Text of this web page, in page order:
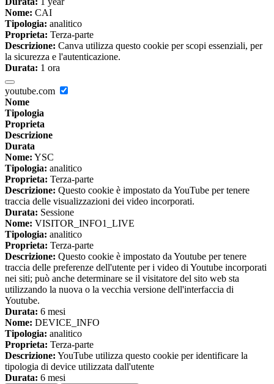
Nome: CAI
Tipologia: analitico
Proprieta: Terza-parte
Descrizione: Canva utilizza questo cookie per scopi essenziali, per
la sicurezza e l'autenticazione.
Durata: 1 ora
youtube.com
Nome
Tipologia
Proprieta
Descrizione
Durata
Nome: YSC
Tipologia: analitico
Proprieta: Terza-parte
Descrizione: Questo cookie è impostato da YouTube per tenere
traccia delle visualizzazioni dei video incorporati.
Durata: Sessione
Nome: VISITOR_INFO1_LIVE
Tipologia: analitico
Proprieta: Terza-parte
Descrizione: Questo cookie è impostato da Youtube per tenere
traccia delle preferenze dell'utente per i video di Youtube incorporati
nei siti; può anche determinare se il visitatore del sito web sta
utilizzando la nuova o la vecchia versione dell'interfaccia di
Youtube.
Durata: 6 mesi
Nome: DEVICE_INFO
Tipologia: analitico
Proprieta: Terza-parte
Descrizione: YouTube utilizza questo cookie per identificare la
tipologia di device utilizzata dall'utente
Durata: 6 mesi